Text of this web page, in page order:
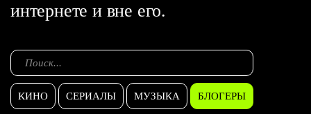
интернете и вне его.
КИНО СЕРИАЛЫ МУЗЫКА БЛОГЕРЫ